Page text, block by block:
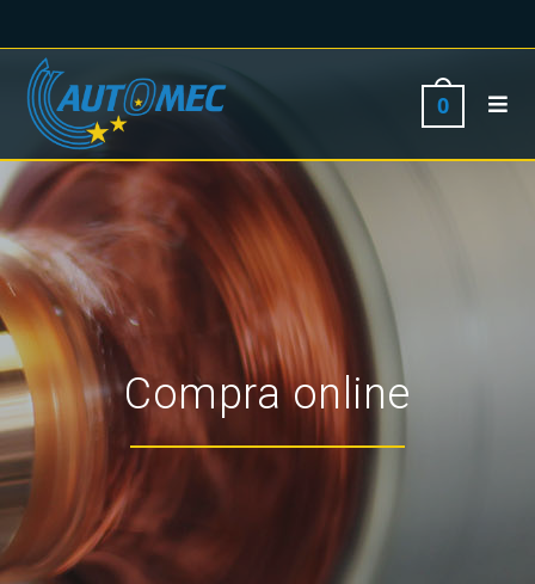
0
Compra online